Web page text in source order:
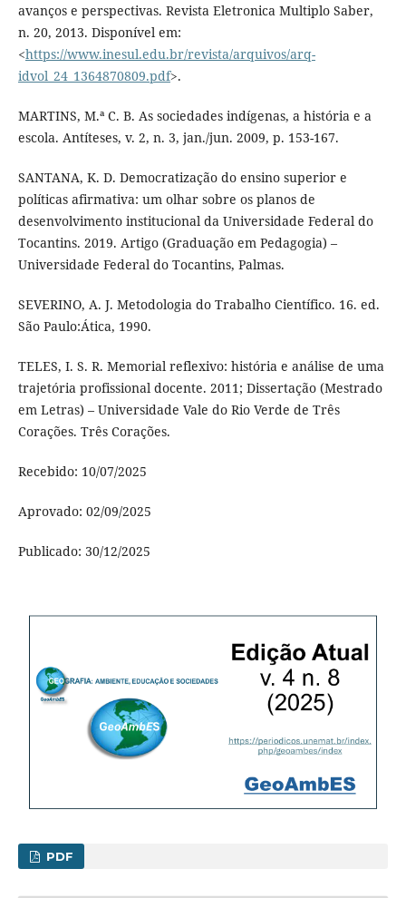
avanços e perspectivas. Revista Eletronica Multiplo Saber,
n. 20, 2013. Disponível em:
<https://www.inesul.edu.br/revista/arquivos/arq-
idvol_24_1364870809.pdf>.
MARTINS, M.ª C. B. As sociedades indígenas, a história e a
escola. Antíteses, v. 2, n. 3, jan./jun. 2009, p. 153-167.
SANTANA, K. D. Democratização do ensino superior e
políticas afirmativa: um olhar sobre os planos de
desenvolvimento institucional da Universidade Federal do
Tocantins. 2019. Artigo (Graduação em Pedagogia) –
Universidade Federal do Tocantins, Palmas.
SEVERINO, A. J. Metodologia do Trabalho Científico. 16. ed.
São Paulo:Ática, 1990.
TELES, I. S. R. Memorial reflexivo: história e análise de uma
trajetória profissional docente. 2011; Dissertação (Mestrado
em Letras) – Universidade Vale do Rio Verde de Três
Corações. Três Corações.
Recebido: 10/07/2025
Aprovado: 02/09/2025
Publicado: 30/12/2025
PDF